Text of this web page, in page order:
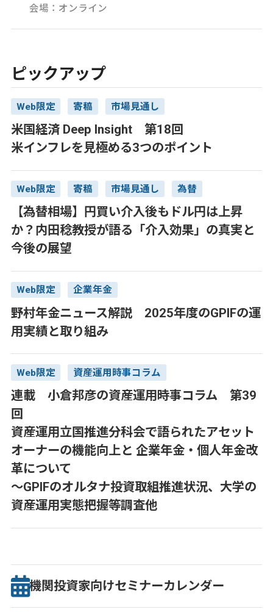
会場：オンライン
ピックアップ
Web限定 寄稿 市場見通し
米国経済 Deep Insight 第18回
米インフレを見極める3つのポイント
Web限定 寄稿 市場見通し 為替
【為替相場】円買い介入後もドル円は上昇
か？内田稔教授が語る「介入効果」の真実と
今後の展望
Web限定 企業年金
野村年金ニュース解説 2025年度のGPIFの運
用実績と取り組み
Web限定 資産運用時事コラム
連載 小倉邦彦の資産運用時事コラム 第39
回
資産運用立国推進分科会で語られたアセット
オーナーの機能向上と 企業年金・個人年金改
革について
～GPIFのオルタナ投資取組推進状況、大学の
資産運用実態把握等調査他
機関投資家向けセミナーカレンダー